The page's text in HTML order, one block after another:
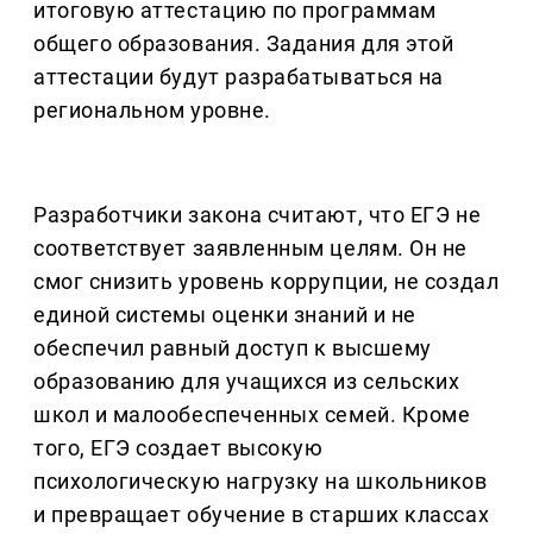
итоговую аттестацию по программам
общего образования. Задания для этой
аттестации будут разрабатываться на
региональном уровне.
Разработчики закона считают, что ЕГЭ не
соответствует заявленным целям. Он не
смог снизить уровень коррупции, не создал
единой системы оценки знаний и не
обеспечил равный доступ к высшему
образованию для учащихся из сельских
школ и малообеспеченных семей. Кроме
того, ЕГЭ создает высокую
психологическую нагрузку на школьников
и превращает обучение в старших классах